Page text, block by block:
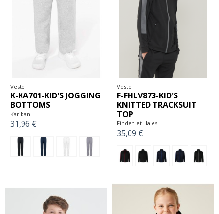
Veste
K-KA701-KID'S JOGGING
BOTTOMS
Kariban
31,96 €
Veste
F-FHLV873-KID'S
KNITTED TRACKSUIT
TOP
Finden et Hales
35,09 €